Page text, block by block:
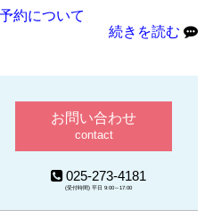
約について
続きを読む
お問い合わせ
contact
025-273-4181
(受付時間) 平日 9:00～17:00